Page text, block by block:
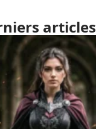
articles